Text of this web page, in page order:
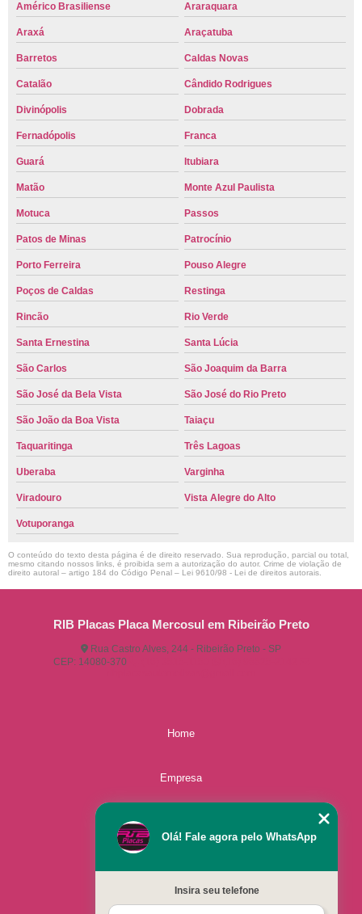
Américo Brasiliense
Araraquara
Araxá Araçatuba
Barretos Caldas Novas
Catalão Cândido Rodrigues
Divinópolis Dobrada
Fernadópolis Franca
Guará Itubiara
Matão Monte Azul Paulista
Motuca Passos
Patos de Minas Patrocínio
Porto Ferreira Pouso Alegre
Poços de Caldas Restinga
Rincão Rio Verde
Santa Ernestina Santa Lúcia
São Carlos São Joaquim da Barra
São José da Bela Vista São José do Rio Preto
São João da Boa Vista Taiaçu
Taquaritinga Três Lagoas
Uberaba Varginha
Viradouro Vista Alegre do Alto
Votuporanga
O conteúdo do texto desta página é de direito reservado. Sua reprodução, parcial ou total,
mesmo citando nossos links, é proibida sem a autorização do autor. Crime de violação de
direito autoral – artigo 184 do Código Penal – Lei 9610/98 - Lei de direitos autorais
RIB Placas Placa Mercosul em Ribeirão Preto
Rua Castro Alves, 244 - Ribeirão Preto - SP
CEP: 14080-370
Home
Empresa
Olá! Fale agora pelo WhatsApp
Insira seu telefone